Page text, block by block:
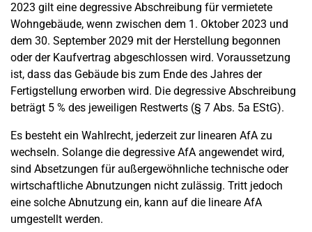
2023 gilt eine degressive Abschreibung für vermietete
Wohngebäude, wenn zwischen dem 1. Oktober 2023 und
dem 30. September 2029 mit der Herstellung begonnen
oder der Kaufvertrag abgeschlossen wird. Voraussetzung
ist, dass das Gebäude bis zum Ende des Jahres der
Fertigstellung erworben wird. Die degressive Abschreibung
beträgt 5 % des jeweiligen Restwerts (§ 7 Abs. 5a EStG).
Es besteht ein Wahlrecht, jederzeit zur linearen AfA zu
wechseln. Solange die degressive AfA angewendet wird,
sind Absetzungen für außergewöhnliche technische oder
wirtschaftliche Abnutzungen nicht zulässig. Tritt jedoch
eine solche Abnutzung ein, kann auf die lineare AfA
umgestellt werden.